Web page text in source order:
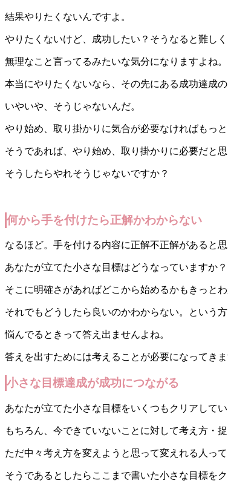
結果やりたくないんですよ。
やりたくないけど、成功したい？そうなると難しく
無理なこと言ってるみたいな気分になりますよね。
本当にやりたくないなら、その先にある成功達成
いやいや、そうじゃないんだ。
やり始め、取り掛かりに気合が必要なければもっと
そうであれば、やり始め、取り掛かりに必要だと
そうしたらやれそうじゃないですか？
何から手を付けたら正解かわからない
なるほど。手を付ける内容に正解不正解があると思
あなたが立てた小さな目標はどうなっていますか？
そこに明確さがあればどこから始めるかもきっと
それでもどうしたら良いのかわからない。という
悩んでるときって答え出ませんよね。
答えを出すためには考えることが必要になってきま
小さな目標達成が成功につながる
あなたが立てた小さな目標をいくつもクリアして
もちろん、今できていないことに対して考え方・
ただ中々考え方を変えようと思って変えれる人っ
そうであるとしたらここまで書いた小さな目標を